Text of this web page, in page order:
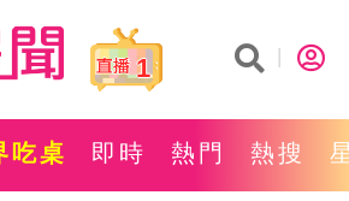
1
吃桌 即時 熱門 熱搜